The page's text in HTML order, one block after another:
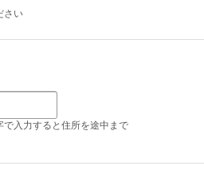
さい
で入力すると住所を途中まで